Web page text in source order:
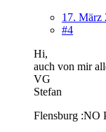
17. März
#4
Hi,
auch von mir
VG
Stefan
Flensburg :NO